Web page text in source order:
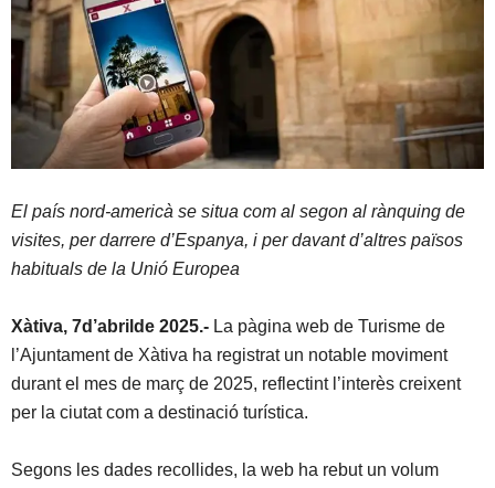
El país nord-americà se situa com al segon al rànquing de
visites, per darrere d’Espanya, i per davant d’altres països
habituals de la Unió Europea
Xàtiva, 7d’abril de 2025.- La pàgina web de Turisme de
l’Ajuntament de Xàtiva ha registrat un notable moviment
durant el mes de març de 2025, reflectint l’interès creixent
per la ciutat com a destinació turística.
Segons les dades recollides, la web ha rebut un volum